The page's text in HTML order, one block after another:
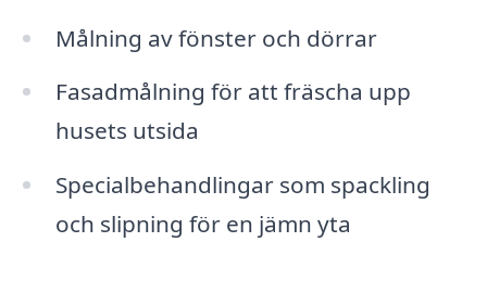
Målning av fönster och dörrar
Fasadmålning för att fräscha upp
husets utsida
Specialbehandlingar som spackling
och slipning för en jämn yta